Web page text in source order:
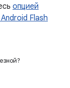
опцией
Flash